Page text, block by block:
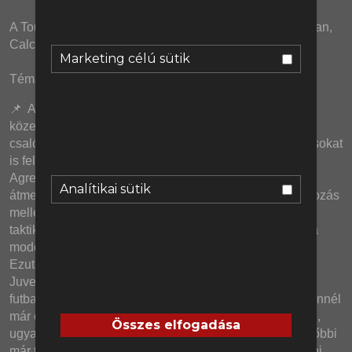
Marketing célú sütik
Analítikai sütik
Összes elfogadása
A Tourette percekben: Maflás a spanyol másodosztályban,
Calciopoli 2, és Mourinho nagy visszatérése.
Témák:
📌  A Paris Saint-Germain és a Bayern München
közelmúltban lejátszott meccseiben nem igazán kellett
csalódnunk, de a két csapat még az előzetes várakozásokat
is felülmúlva a szezon legjobb 90 percét produkálta.
Agresszív letámadás mindkét oldalon, rengeteg csel és
átmenet, zseniális megoldások és kilenc gól. Az ámuldozás
mellett persze belementünk részletesebben is a meccs
taktikai finomságaiba, és azt is eláruljuk, hogy tényleg a
modern futball jövőjét láttuk-e egy mérkőzésbe sűrítve.
Ezután elég furcsa volt beszélni a hétvégi AC Milan -
Juventus rangadóról, amely pedig a Serie A és az olasz
futball problémáit mutatta be egészen szemléletesen. Ennél
már érdekesebb, ami az AS Románál zajlik házon belül,
ugyanis a Ranieri-Gasperini belső konfliktus után az előbbi